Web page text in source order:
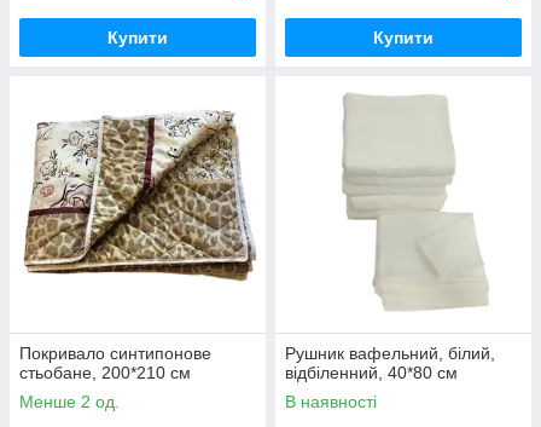
Купити Купити
Покривало синтипонове
стьобане, 200*210 см
Менше 2 од.
Рушник вафельний, білий,
відбіленний, 40*80 см
В наявності